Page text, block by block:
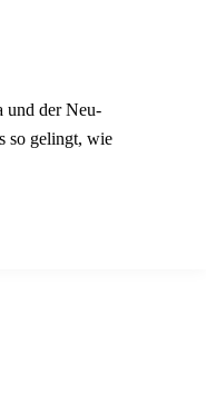
und der Neu-
so gelingt, wie